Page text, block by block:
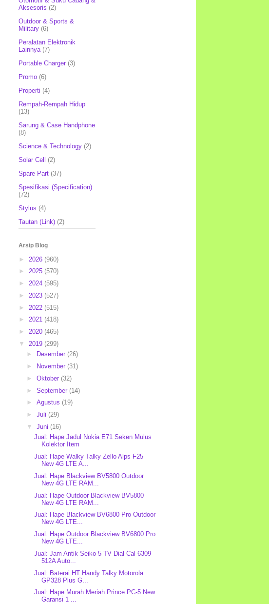
Aksesoris (2)
Outdoor & Sports &
Military (6)
Peralatan Elektronik
Lainnya (7)
Portable Charger (3)
Promo (6)
Properti (4)
Rempah-Rempah Hidup
(13)
Sarung & Case Handphone
(8)
Science & Technology (2)
Solar Cell (2)
Spare Part (37)
Spesifikasi (Specification)
(72)
Stylus (4)
Tautan (Link) (2)
Arsip Blog
► 2026 (960)
► 2025 (570)
► 2024 (595)
► 2023 (527)
► 2022 (515)
► 2021 (418)
► 2020 (465)
▼ 2019 (299)
►
Desember (26)
►
November (31)
► Oktober (32)
► September (14)
► Agustus (19)
► Juli (29)
▼ Juni (16)
Jual: Hape Jadul Nokia E71 Seken Mulus
Kolektor Item
Jual: Hape Walky Talky Zello Alps F25
New 4G LTE A...
Jual: Hape Blackview BV5800 Outdoor
New 4G LTE RAM...
Jual: Hape Outdoor Blackview BV5800
New 4G LTE RAM...
Jual: Hape Blackview BV6800 Pro Outdoor
New 4G LTE...
Jual: Hape Outdoor Blackview BV6800 Pro
New 4G LTE...
Jual: Jam Antik Seiko 5 TV Dial Cal 6309-
512A Auto...
Jual: Baterai HT Handy Talky Motorola
GP328 Plus G...
Jual: Hape Murah Meriah Prince PC-5 New
Garansi 1 ...